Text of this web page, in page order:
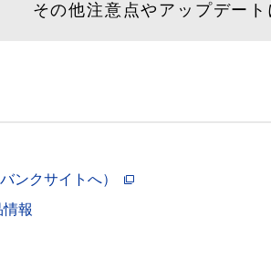
その他注意点やアップデー
ンクサイトへ）
情報